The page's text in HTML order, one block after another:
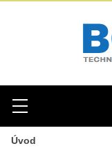
Hľadať
Menu
Úvod